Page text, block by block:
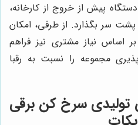
پیش از خروج از کارخانه،
سر بگذارد. از طرفی، امکان
اساس نیاز مشتری نیز فراهم
مجموعه را نسبت به رقبا
سرخ کن برقی